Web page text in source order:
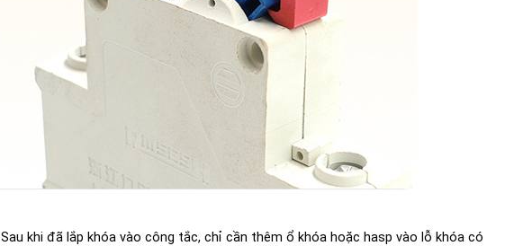
Sau khi đã lắp khóa vào công tắc, chỉ cần thêm ổ khóa hoặc hasp vào lỗ khóa có